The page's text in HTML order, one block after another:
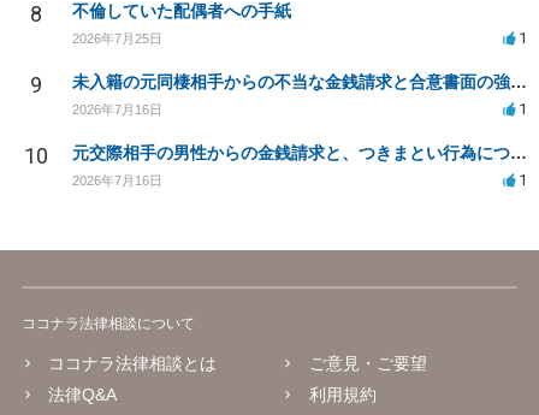
8 不倫していた配偶者への手紙
2026年7月25日 1
9 未入籍の元同棲相手からの不当な金銭請求と合意書面の強要について
2026年7月16日 1
10 元交際相手の男性からの金銭請求と、つきまとい行為について
2026年7月16日 1
ココナラ法律相談について
ココナラ法律相談とは
法律Q&A
ご意見・ご要望
利用規約